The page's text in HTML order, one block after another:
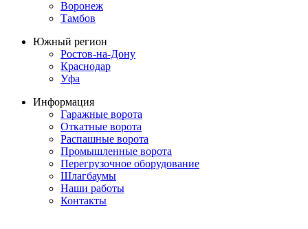
Воронеж
Тамбов
Южный регион
Ростов-на-Дону
Краснодар
Уфа
Информация
Гаражные ворота
Откатные ворота
Распашные ворота
Промышленные ворота
Перегрузочное оборудование
Шлагбаумы
Наши работы
Контакты